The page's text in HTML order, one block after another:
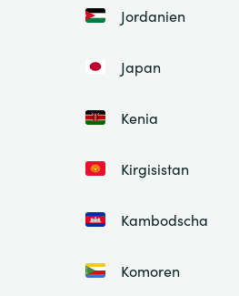
Jordanien
Japan
Kenia
Kirgisistan
Kambodscha
Komoren